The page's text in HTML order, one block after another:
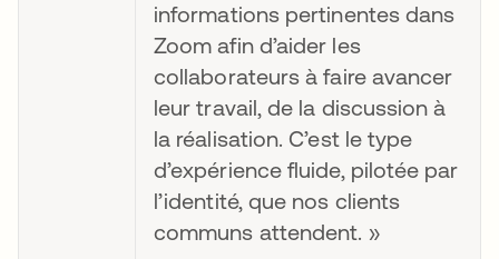
informations pertinentes dans
Zoom afin d’aider les
collaborateurs à faire avancer
leur travail, de la discussion à
la réalisation. C’est le type
d’expérience fluide, pilotée par
l’identité, que nos clients
communs attendent. »